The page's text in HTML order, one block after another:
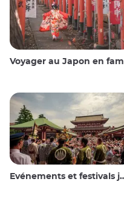
Voyager au Japon en famille
Evénements et festivals japonais